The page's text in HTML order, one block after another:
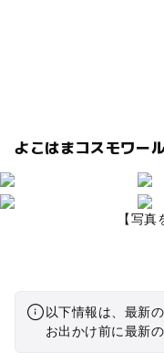
よこはまコスモワー
【写
以下情報は、最新
お出かけ前に最新